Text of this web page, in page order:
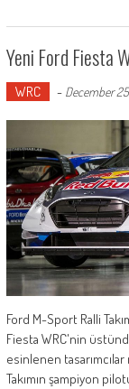
Yeni Ford Fiesta
WRC - December
Ford M-Sport Ralli
Fiesta WRC'nin
esinlenen tasarımcılar
Takımın şampiyon